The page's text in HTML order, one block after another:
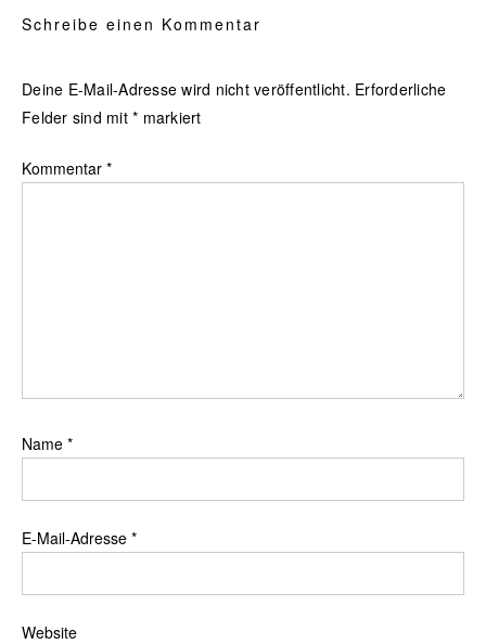
Schreibe einen Kommentar
Deine E-Mail-Adresse wird nicht veröffentlicht. Erforderliche
Felder sind mit * markiert
Kommentar *
Name *
E-Mail-Adresse *
Website